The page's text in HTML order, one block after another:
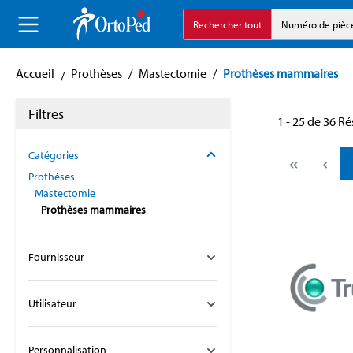
Aller à la navigation principaleRechercher tout Numéro de
Accueil Prothèses / Mastectomie / Prothèses mammaires
Filtres
Catégories
Prothèses
Mastectomie
Prothèses mammaires
Fournisseur
Utilisateur
Personnalisation
1 - 25 de 36